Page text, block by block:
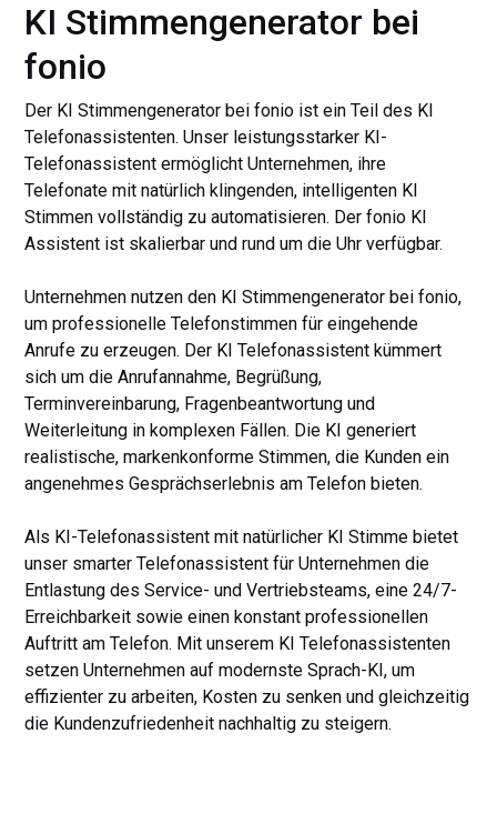
KI Stimmengenerator bei
fonio
Der KI Stimmengenerator bei fonio ist ein Teil des KI
Telefonassistenten. Unser leistungsstarker KI-
Telefonassistent ermöglicht Unternehmen, ihre
Telefonate mit natürlich klingenden, intelligenten KI
Stimmen vollständig zu automatisieren. Der fonio KI
Assistent ist skalierbar und rund um die Uhr verfügbar.
Unternehmen nutzen den KI Stimmengenerator bei fonio,
um professionelle Telefonstimmen für eingehende
Anrufe zu erzeugen. Der KI Telefonassistent kümmert
sich um die Anrufannahme, Begrüßung,
Terminvereinbarung, Fragenbeantwortung und
Weiterleitung in komplexen Fällen. Die KI generiert
realistische, markenkonforme Stimmen, die Kunden ein
angenehmes Gesprächserlebnis am Telefon bieten.
Als KI-Telefonassistent mit natürlicher KI Stimme bietet
unser smarter Telefonassistent für Unternehmen die
Entlastung des Service- und Vertriebsteams, eine 24/7-
Erreichbarkeit sowie einen konstant professionellen
Auftritt am Telefon. Mit unserem KI Telefonassistenten
setzen Unternehmen auf modernste Sprach-KI, um
effizienter zu arbeiten, Kosten zu senken und gleichzeitig
die Kundenzufriedenheit nachhaltig zu steigern.